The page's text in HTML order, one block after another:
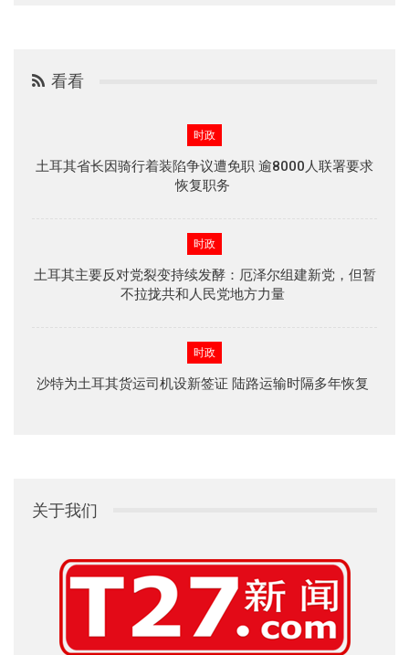
看看
时政
土耳其省长因骑行着装陷争议遭免职 逾8000人联署要求
恢复职务
时政
土耳其主要反对党裂变持续发酵：厄泽尔组建新党，但暂
不拉拢共和人民党地方力量
时政
沙特为土耳其货运司机设新签证 陆路运输时隔多年恢复
关于我们